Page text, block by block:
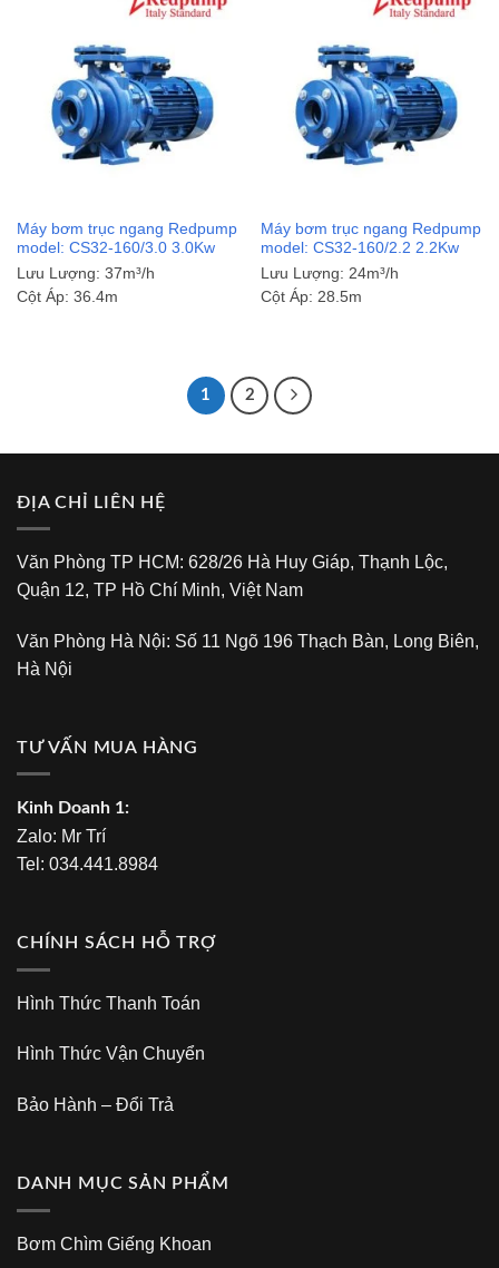
Máy bơm trục ngang Redpump
model: CS32-160/3.0 3.0Kw
Lưu Lượng: 37m³/h
Cột Áp: 36.4m
Máy bơm trục ngang Redpump
model: CS32-160/2.2 2.2Kw
Lưu Lượng: 24m³/h
Cột Áp: 28.5m
1 2
ĐỊA CHỈ LIÊN HỆ
Văn Phòng TP HCM: 628/26 Hà Huy Giáp, Thạnh Lộc,
Quận 12, TP Hồ Chí Minh, Việt Nam
Văn Phòng Hà Nội: Số 11 Ngõ 196 Thạch Bàn, Long Biên,
Hà Nội
TƯ VẤN MUA HÀNG
Kinh Doanh 1:
Zalo: Mr Trí
Tel: 034.441.8984
CHÍNH SÁCH HỖ TRỢ
Hình Thức Thanh Toán
Hình Thức Vận Chuyển
Bảo Hành – Đổi Trả
DANH MỤC SẢN PHẨM
Bơm Chìm Giếng Khoan